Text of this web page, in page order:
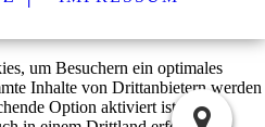
um Besuchern ein optimales
Inhalte von Drittanbietern werden
Option aktiviert ist. Die